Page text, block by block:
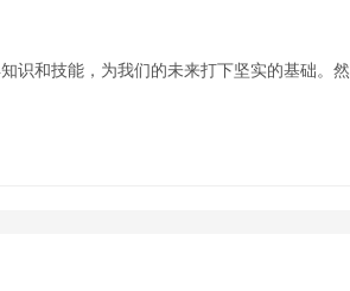
识和技能，为我们的未来打下坚实的基础。然